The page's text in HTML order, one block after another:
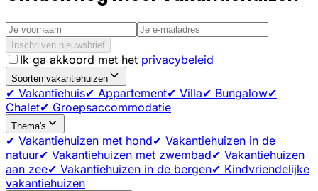
Inschrijven nieuwsbrief
Ik ga akkoord met het privacybeleid
Soorten vakantiehuizen
✔ Vakantiehuis✔ Appartement✔ Villa✔ Bungalow✔
Chalet✔ Groepsaccommodatie
Thema's
✔ Vakantiehuizen met hond✔ Vakantiehuizen in de
natuur✔ Vakantiehuizen met zwembad✔ Vakantiehuizen
aan zee✔ Vakantiehuizen in de bergen✔ Kindvriendelijke
vakantiehuizen